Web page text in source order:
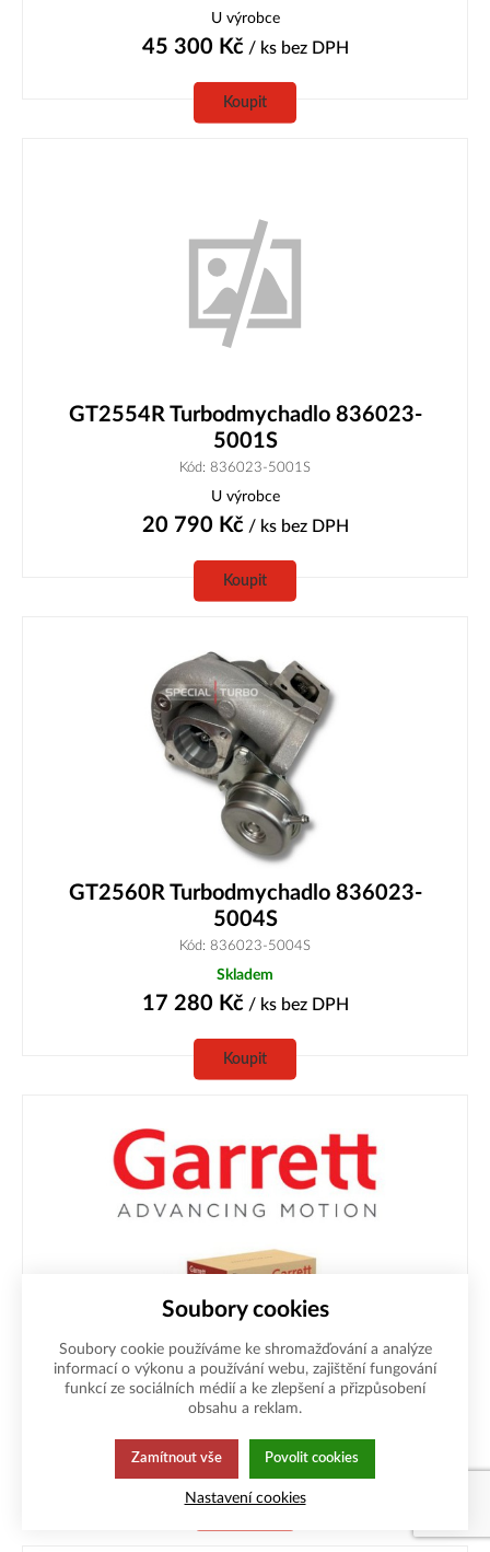
U výrobce
45 300 Kč/ ks bez DPH
Koupit
GT2554R Turbodmychadlo 836023-
5001S
Kód: 836023-5001S
U výrobce
20 790 Kč/ ks bez DPH
Koupit
GT2560R Turbodmychadlo 836023-
5004S
Kód: 836023-5004S
Skladem
17 280 Kč/ ks bez DPH
Koupit
GT2860R SuperCore
Kód: 836026-5016S
20 360Kč / ksbez DPH
Koupit
Soubory cookies
Soubory cookie používáme ke shromažďování a analýze
informací o výkonu a používání webu, zajištění fungování
funkcí ze sociálních médií a ke zlepšení a přizpůsobení
obsahu a reklam.
Zamítnout vše Povolit cookies
Nastavení cookies